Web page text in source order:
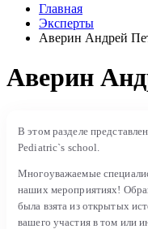
Главная
Эксперты
Аверин Андрей
Аверин
В этом разделе
Pediatric`s school.
Многоуважаемые
наших мероприятиях!
была взята из открытых
вашего участия в том или